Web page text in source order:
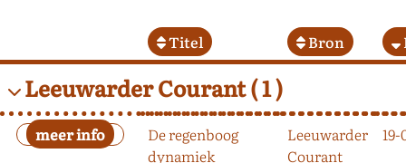
Titel Bron
Leeuwarder Courant( 1 )
De regenboog
dynamiek
Leeuwarder
Courant
19-